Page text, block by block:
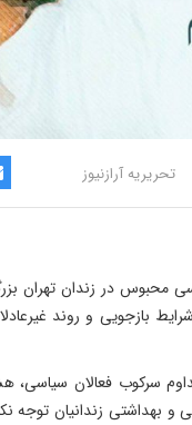
تحریریه آرازنیوز
محبوس در زندان
بازجویی و روند
سرکوب فعالان سیاسی،
بهداشتی زندانیان توجه